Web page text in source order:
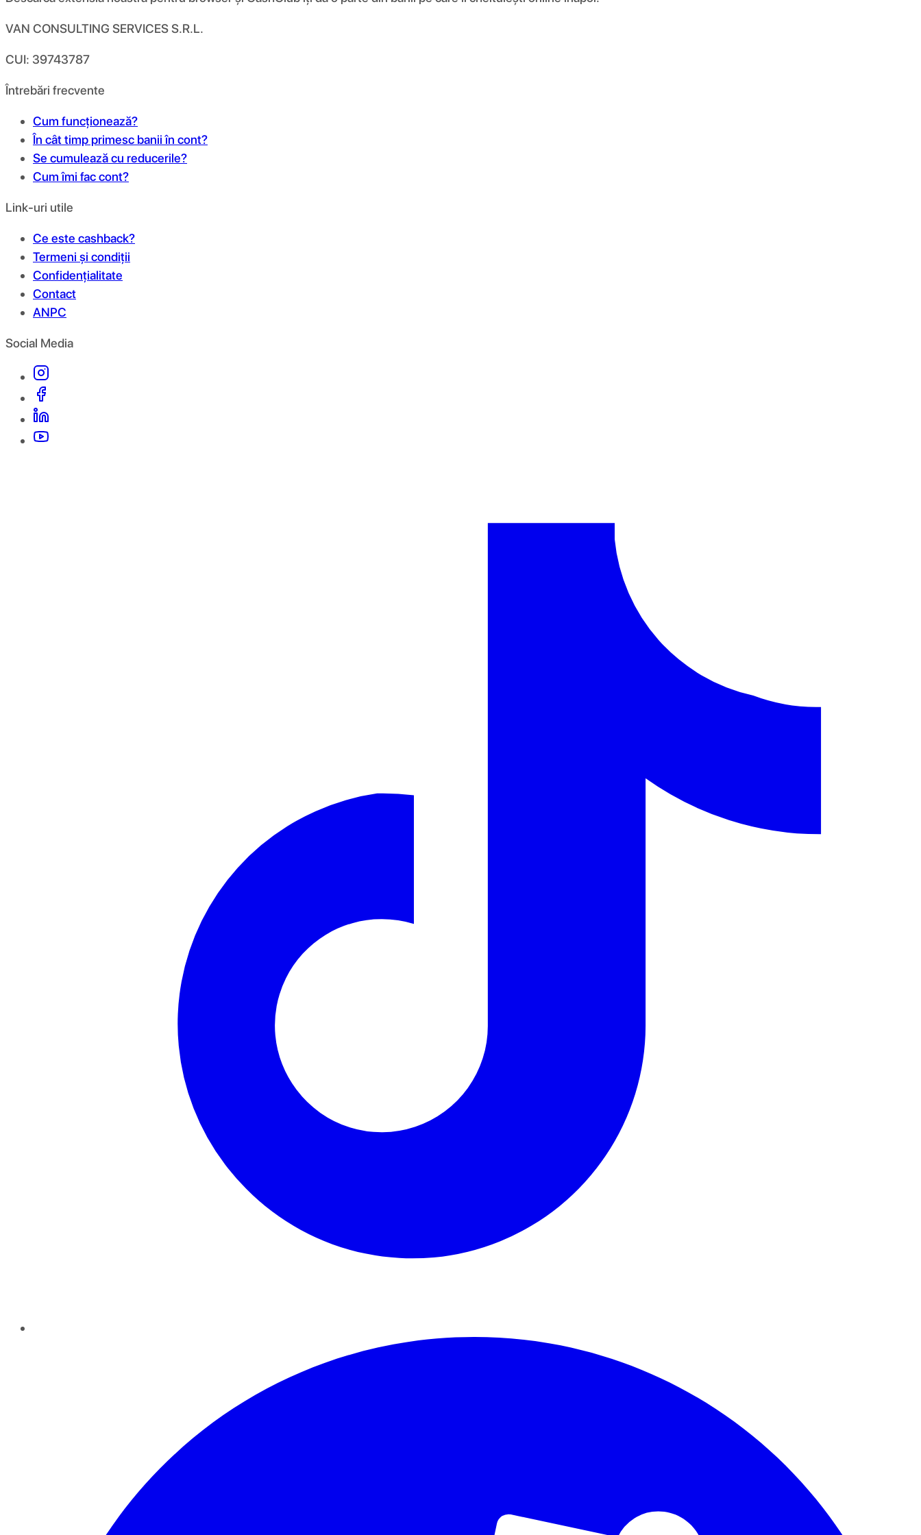
VAN CONSULTING SERVICES S.R.L.
CUI: 39743787
Întrebări frecvente
Cum funcționează?
În cât timp primesc banii în cont?
Se cumulează cu reducerile?
Cum îmi fac cont?
Link-uri utile
Ce este cashback?
Termeni și condiții
Confidențialitate
Contact
ANPC
Social Media